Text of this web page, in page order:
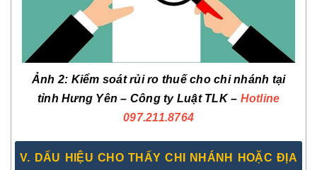
Ảnh 2: Kiểm soát rủi ro thuế cho chi nhánh tại
tỉnh Hưng Yên– Công ty Luật TLK – Hotline
097.211.8764
V. DẤU HIỆU CHO THẤY CHI NHÁNH HOẶC ĐỊA